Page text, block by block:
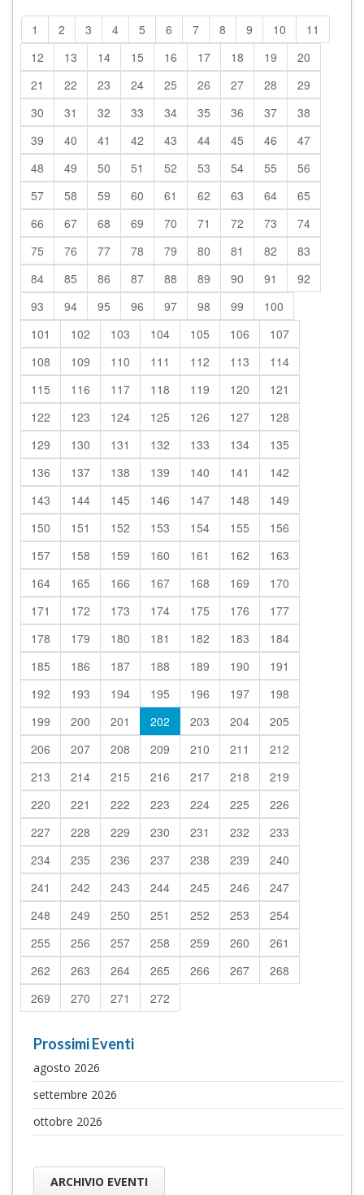
1 2 3 4 5 6 7 8 9 10
11
12
13 14 15 16 17 18 19
20
21
22 23 24 25 26 27 28
29
30
31 32 33 34 35 36 37
38
39
40 41 42 43 44 45 46
47
48
49 50 51 52 53 54 55
56
57
58 59 60 61 62 63 64
65
66
67 68 69 70 71 72 73
74
75
76 77 78 79 80 81 82
83
84
85 86 87 88 89 90 91
92
93
94 95 96 97 98 99
100
101
102 103 104 105 106
107
108
109 110 111 112 113
114
115
116 117 118 119 120
121
122
123 124 125 126 127
128
129
130 131 132 133 134
135
136
137 138 139 140 141
142
143
144 145 146 147 148
149
150
151 152 153 154 155
156
157
158 159 160 161 162
163
164
165 166 167 168 169
170
171
172 173 174 175 176
177
178
179 180 181 182 183
184
185
186 187 188 189 190
191
192
193 194 195 196 197
198
199
200 201 202 203 204
205
206
207 208 209 210 211
212
213
214 215 216 217 218
219
220
221 222 223 224 225
226
227
228 229 230 231 232
233
234
235 236 237 238 239
240
241
242 243 244 245 246
247
248
249 250 251 252 253
254
255
256 257 258 259 260
261
262
263 264 265 266 267
268
269
270 271 272
Prossimi Eventi
agosto 2026
settembre 2026
ottobre 2026
ARCHIVIO EVENTI